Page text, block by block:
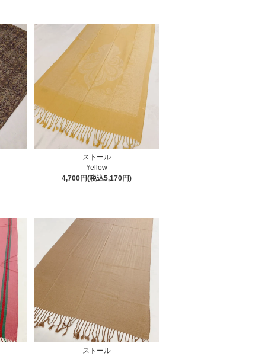
ストール
Yellow
4,700円(税込5,170円)
ストール